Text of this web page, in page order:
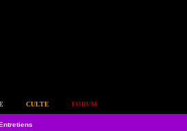
CULTE FORUM